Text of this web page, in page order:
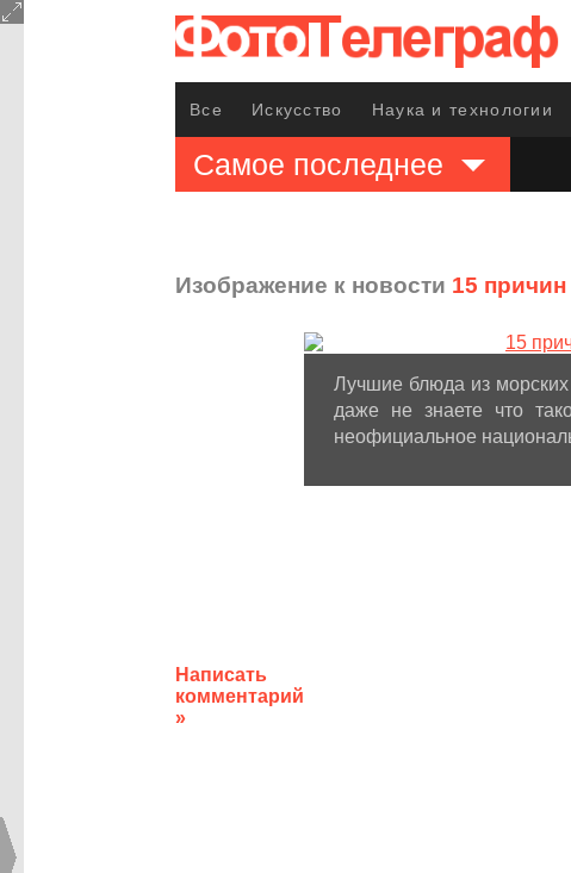
Все Искусство Наука и технологии
Самое последнее
Изображение к новости 15
Написать
комментарий
»
Лучшие блюда из
даже не знаете что
неофициальное